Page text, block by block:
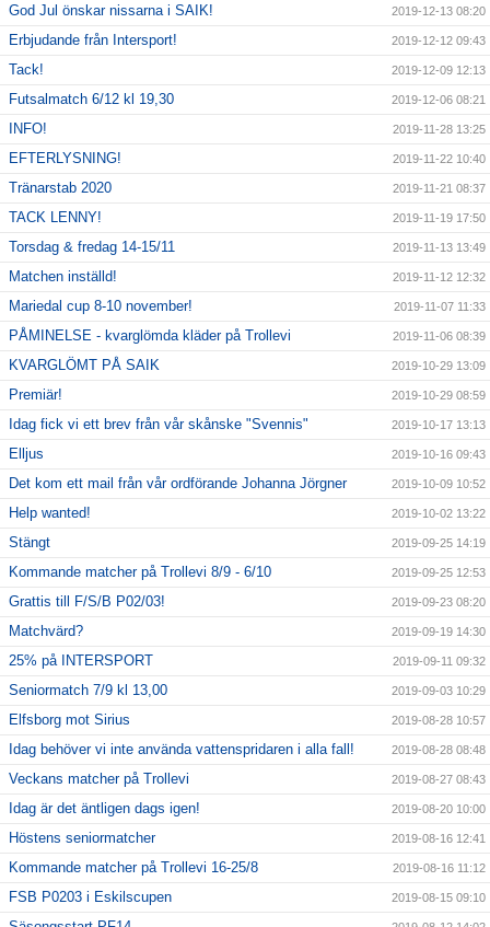
God Jul önskar nissarna i SAIK! 2019-12-13 08:20
Erbjudande från Intersport! 2019-12-12 09:43
Tack! 2019-12-09 12:13
Futsalmatch 6/12 kl 19,30 2019-12-06 08:21
INFO! 2019-11-28 13:25
EFTERLYSNING! 2019-11-22 10:40
Tränarstab 2020 2019-11-21 08:37
TACK LENNY! 2019-11-19 17:50
Torsdag & fredag 14-15/11 2019-11-13 13:49
Matchen inställd! 2019-11-12 12:32
Mariedal cup 8-10 november! 2019-11-07 11:33
PÅMINELSE - kvarglömda kläder på Trollevi 2019-11-06 08:39
KVARGLÖMT PÅ SAIK 2019-10-29 13:09
Premiär! 2019-10-29 08:59
Idag fick vi ett brev från vår skånske "Svennis" 2019-10-17 13:13
Elljus 2019-10-16 09:43
Det kom ett mail från vår ordförande Johanna Jörgner 2019-10-09 10:52
Help wanted! 2019-10-02 13:22
Stängt 2019-09-25 14:19
Kommande matcher på Trollevi 8/9 - 6/10 2019-09-25 12:53
Grattis till F/S/B P02/03! 2019-09-23 08:20
Matchvärd? 2019-09-19 14:30
25% på INTERSPORT 2019-09-11 09:32
Seniormatch 7/9 kl 13,00 2019-09-03 10:29
Elfsborg mot Sirius 2019-08-28 10:57
Idag behöver vi inte använda vattenspridaren i alla fall! 2019-08-28 08:48
Veckans matcher på Trollevi 2019-08-27 08:43
Idag är det äntligen dags igen! 2019-08-20 10:00
Höstens seniormatcher 2019-08-16 12:41
Kommande matcher på Trollevi 16-25/8 2019-08-16 11:12
FSB P0203 i Eskilscupen 2019-08-15 09:10